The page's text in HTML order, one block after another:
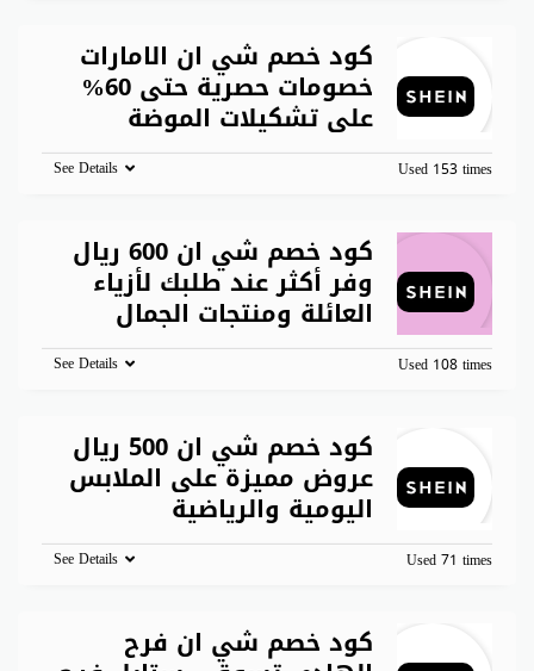
كود خصم شي ان الامارات
خصومات حصرية حتى 60%
على تشكيلات الموضة
Used 153 times
See Details
كود خصم شي ان 600 ريال
وفر أكثر عند طلبك لأزياء
العائلة ومنتجات الجمال
Used 108 times
See Details
كود خصم شي ان 500 ريال
عروض مميزة على الملابس
اليومية والرياضية
Used 71 times
See Details
كود خصم شي ان فرح